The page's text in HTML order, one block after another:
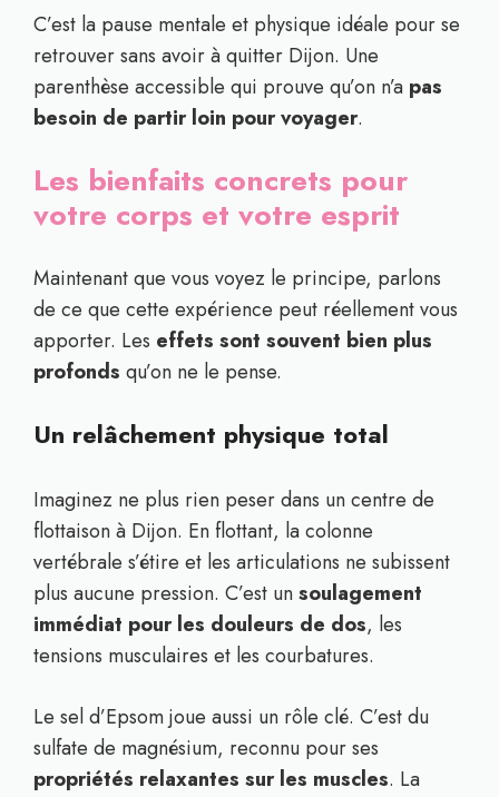
C’est la pause mentale et physique idéale pour se
retrouver sans avoir à quitter Dijon. Une
parenthèse accessible qui prouve qu’on n’a pas
besoin de partir loin pour voyager.
Les bienfaits concrets pour
votre corps et votre esprit
Maintenant que vous voyez le principe, parlons
de ce que cette expérience peut réellement vous
apporter. Les effets sont souvent bien plus
profonds qu’on ne le pense.
Un relâchement physique total
Imaginez ne plus rien peser dans un centre de
flottaison à Dijon. En flottant, la colonne
vertébrale s’étire et les articulations ne subissent
plus aucune pression. C’est unsoulagement
immédiat pour les douleurs de dos, les
tensions musculaires et les courbatures.
Le sel d’Epsom joue aussi un rôle clé. C’est du
sulfate de magnésium, reconnu pour ses
propriétés relaxantes sur les muscles. La